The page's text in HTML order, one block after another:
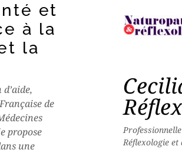
et
à la
la
de
e propose
une
Réflexologie